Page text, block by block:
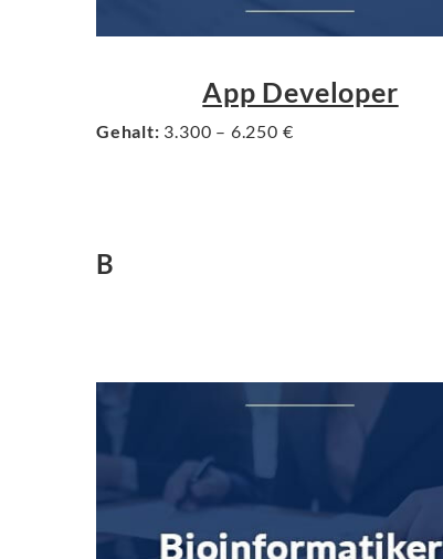
App Developer
Gehalt: 3.300 – 6.250 €
B